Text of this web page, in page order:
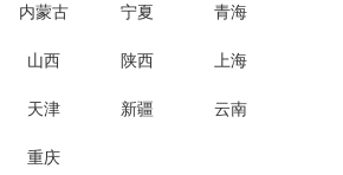
内蒙古 宁夏 青海
山西 陕西 上海
天津 新疆 云南
重庆